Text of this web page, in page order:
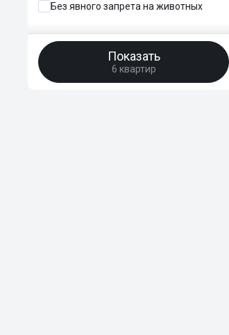
Без явного запрета на животных
Показать
6 квартир